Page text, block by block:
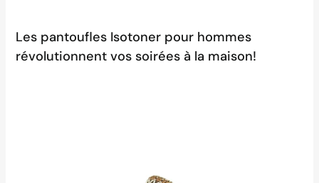
Les pantoufles Isotoner pour hommes
révolutionnent vos soirées à la maison!